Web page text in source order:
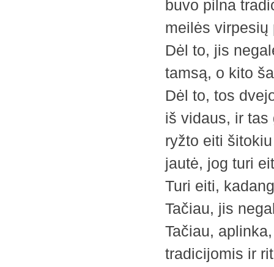
buvo pilna
meilės
Dėl to, jis
tamsą, o kito
Dėl to, tos
iš vidaus, ir tas
ryžto eiti
jautė, jog turi
Turi eiti,
Tačiau, jis
Tačiau,
tradicijomis ir